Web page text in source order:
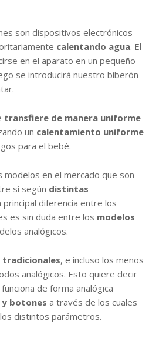
son dispositivos electrónicos
calentando agua. El
en el aparato en un pequeño
se introducirá nuestro biberón
transfiere de manera uniforme
un calentamiento uniforme
para el bebé.
modelos en el mercado que son
sí según distintas
principal diferencia entre los
es sin duda entre los modelos
analógicos.
tradicionales, e incluso los menos
analógicos. Esto quiere decir
de forma analógica
botones a través de los cuales
distintos parámetros.